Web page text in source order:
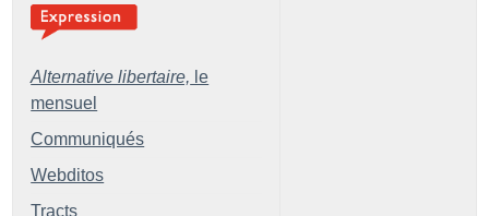
Alternative libertaire, le
mensuel
Communiqués
Webditos
Tracts